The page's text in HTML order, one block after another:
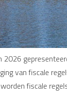
van fiscale
fiscale